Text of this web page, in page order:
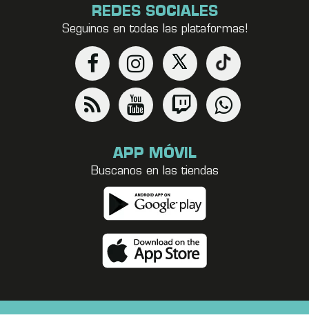
REDES SOCIALES
Seguinos en todas las plataformas!
APP MÓVIL
Buscanos en las tiendas